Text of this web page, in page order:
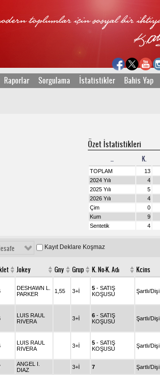
Raporlar Sorgulama İstatistikler Bahis Yap
Özet İstatistikleri
... K.
TOPLAM 13
2024 Yılı
4
2025 Yılı
5
2026 Yılı
4
Çim
0
Kum
9
Sentetik
4
Kayıt Deklare Koşmaz
Jokey Gny Grup K. No-K. Adı Kcins
DESHAWN L.
PARKER
1,55 3+İ 5 - SATIŞ
KOŞUSU
Şartlı/Dişi
LUIS RAUL
RIVERA
3+İ 6 - SATIŞ
KOŞUSU
Şartlı/Dişi
LUIS RAUL
RIVERA
3+İ 5 - SATIŞ
KOŞUSU
Şartlı/Dişi
ANGEL I.
DIAZ
3+İ 7 Şartlı/Dişi